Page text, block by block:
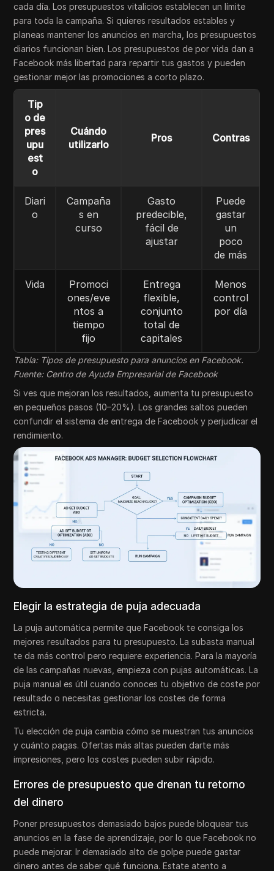
cada día. Los presupuestos vitalicios establecen un límite
para toda la campaña. Si quieres resultados estables y
planeas mantener los anuncios en marcha, los presupuestos
diarios funcionan bien. Los presupuestos de por vida dan a
Facebook más libertad para repartir tus gastos y pueden
gestionar mejor las promociones a corto plazo.
Tip
o de
pres
upu
est
o
Cuándo
utilizarlo
Pros Contras
Diari
o
Campaña
s en
curso
Gasto
predecible,
fácil de
ajustar
Puede
gastar
un
poco
de más
Vida
Promoci
ones/eve
ntos a
tiempo
fijo
Entrega
flexible,
conjunto
total de
capitales
Menos
control
por día
Tabla: Tipos de presupuesto para anuncios en Facebook.
Fuente: Centro de Ayuda Empresarial de Facebook
Si ves que mejoran los resultados, aumenta tu presupuesto
en pequeños pasos (10–20%). Los grandes saltos pueden
confundir el sistema de entrega de Facebook y perjudicar el
rendimiento.
Elegir la estrategia de puja adecuada
La puja automática permite que Facebook te consiga los
mejores resultados para tu presupuesto. La subasta manual
te da más control pero requiere experiencia. Para la mayoría
de las campañas nuevas, empieza con pujas automáticas. La
puja manual es útil cuando conoces tu objetivo de coste por
resultado o necesitas gestionar los costes de forma
estricta.
Tu elección de puja cambia cómo se muestran tus anuncios
y cuánto pagas. Ofertas más altas pueden darte más
impresiones, pero los costes pueden subir rápido.
Errores de presupuesto que drenan tu retorno
del dinero
Poner presupuestos demasiado bajos puede bloquear tus
anuncios en la fase de aprendizaje, por lo que Facebook no
puede mejorar. Ir demasiado alto de golpe puede gastar
dinero antes de saber qué funciona. Estate atento a